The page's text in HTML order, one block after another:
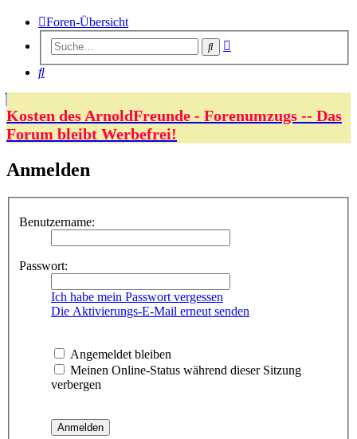
Foren-Übersicht
Suche
Suche
Kosten des ArnoldFreunde - Forenumzugs -- Das
Forum bleibt Werbefrei!
Anmelden
Benutzername:
Passwort:
Ich habe mein Passwort vergessen
Die Aktivierungs-E-Mail erneut senden
Angemeldet bleiben
Meinen Online-Status während dieser Sitzung
verbergen